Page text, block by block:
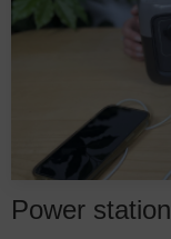
Power station